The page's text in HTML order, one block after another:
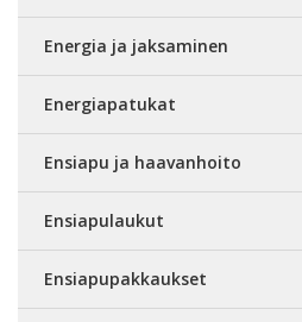
Energia ja jaksaminen
Energiapatukat
Ensiapu ja haavanhoito
Ensiapulaukut
Ensiapupakkaukset